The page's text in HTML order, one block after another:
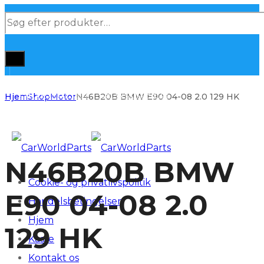
Products
Cookie- og privatlivspolitik
Handelsbetingelser
Hjem
Kasse
Kontakt os
HjemShopMotorN46B20B BMW E90 04-08 2.0 129 HK
N46B20B BMW
E90 04-08 2.0
129 HK